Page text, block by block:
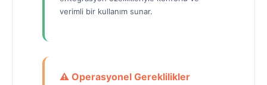
verimli bir kullanım sunar.
⚠️ Operasyonel Gereklilikler